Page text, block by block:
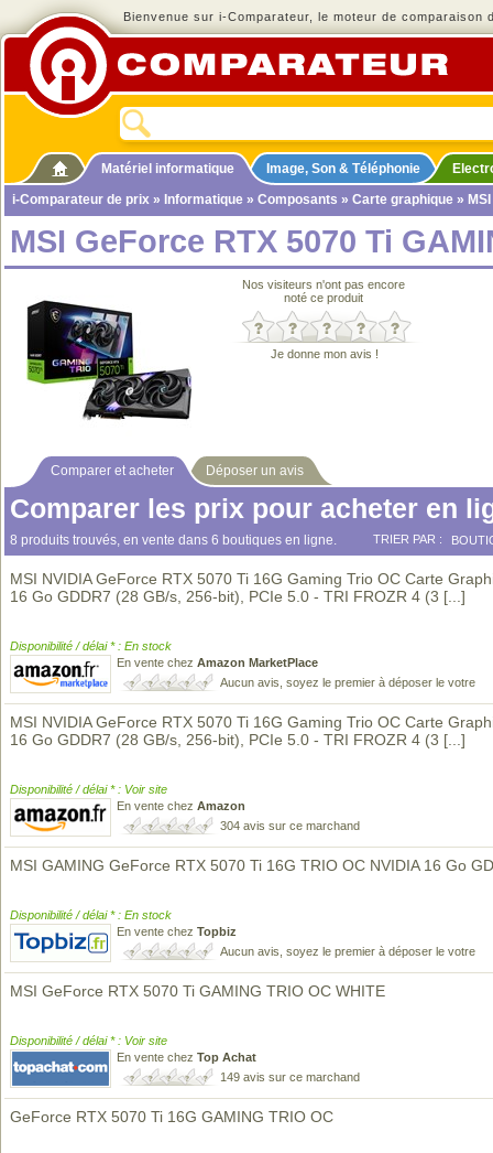
Bienvenue sur i-Comparateur, le moteur de comparaison
Matériel informatique Image, Son & Téléphonie
i-Comparateur de prix » Informatique » Composants » Carte graphique »
MSI GeForce RTX 5070 Ti
Nos visiteurs n'ont pas encore
noté ce produit
Je donne mon avis !
Comparer et acheter Déposer un avis
Comparer les prix pour acheter en
8 produits trouvés, en vente dans 6 boutiques en ligne. TRIER PAR :
MSI NVIDIA GeForce RTX 5070 Ti 16G Gaming Trio OC Carte
16 Go GDDR7 (28 GB/s, 256-bit), PCIe 5.0 - TRI FROZR 4 (3 [...]
Disponibilité / délai * : En stock
En vente chez Amazon MarketPlace
Aucun avis, soyez le premier à déposer le votre
MSI NVIDIA GeForce RTX 5070 Ti 16G Gaming Trio OC Carte
16 Go GDDR7 (28 GB/s, 256-bit), PCIe 5.0 - TRI FROZR 4 (3 [...]
Disponibilité / délai * : Voir site
En vente chez Amazon
304 avis sur ce marchand
MSI GAMING GeForce RTX 5070 Ti 16G TRIO OC NVIDIA 16 Go
Disponibilité / délai * : En stock
En vente chez Topbiz
Aucun avis, soyez le premier à déposer le votre
MSI GeForce RTX 5070 Ti GAMING TRIO OC WHITE
Disponibilité / délai * : Voir site
En vente chez Top Achat
149 avis sur ce marchand
GeForce RTX 5070 Ti 16G GAMING TRIO OC